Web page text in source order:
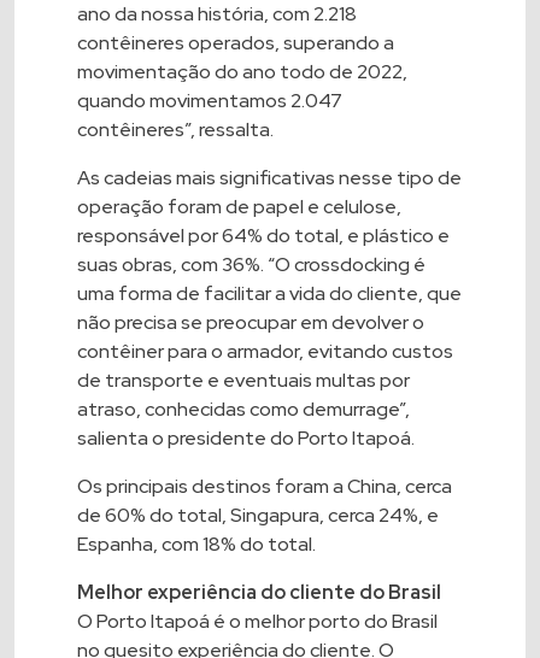
ano da nossa história, com 2.218
contêineres operados, superando a
movimentação do ano todo de 2022,
quando movimentamos 2.047
contêineres”, ressalta.
As cadeias mais significativas nesse tipo de
operação foram de papel e celulose,
responsável por 64% do total, e plástico e
suas obras, com 36%. “O crossdocking é
uma forma de facilitar a vida do cliente, que
não precisa se preocupar em devolver o
contêiner para o armador, evitando custos
de transporte e eventuais multas por
atraso, conhecidas como demurrage”,
salienta o presidente do Porto Itapoá.
Os principais destinos foram a China, cerca
de 60% do total, Singapura, cerca 24%, e
Espanha, com 18% do total.
Melhor experiência do cliente do Brasil
O Porto Itapoá é o melhor porto do Brasil
no quesito experiência do cliente. O